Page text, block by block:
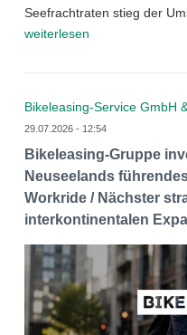
Seefrachtraten stieg der
weiterlesen
Bikeleasing-Service GmbH
29.07.2026 - 12:54
Bikeleasing-Gruppe
Neuseelands
Workride / Nächster
interkontinentalen